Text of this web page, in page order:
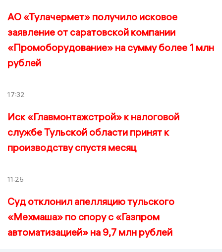
АО «Тулачермет» получило исковое
заявление от саратовской компании
«Промоборудование» на сумму более 1 млн
рублей
17:32
Иск «Главмонтажстрой» к налоговой
службе Тульской области принят к
производству спустя месяц
11:25
Суд отклонил апелляцию тульского
«Мехмаша» по спору с «Газпром
автоматизацией» на 9,7 млн рублей